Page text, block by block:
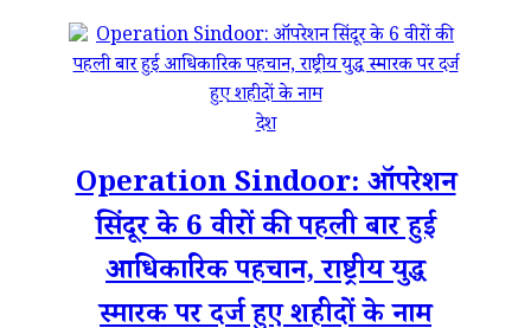
देश
Operation Sindoor: ऑपरेशन
सिंदूर के 6 वीरों की पहली बार हुई
आधिकारिक पहचान, राष्ट्रीय युद्ध
स्मारक पर दर्ज हुए शहीदों के नाम